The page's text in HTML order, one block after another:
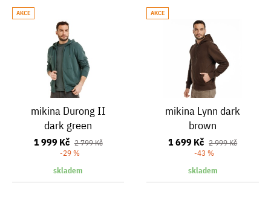
AKCE
mikina Durong II
dark green
1 999 Kč 2 799 Kč
-29 %
skladem
AKCE
mikina Lynn dark
brown
1 699 Kč 2 999 Kč
-43 %
skladem